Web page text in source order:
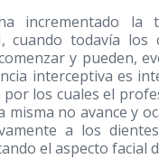
incrementado la
cuando todavía
y pueden,
interceptiva es
por los cuales el
misma no avance y
a los
el aspecto facial